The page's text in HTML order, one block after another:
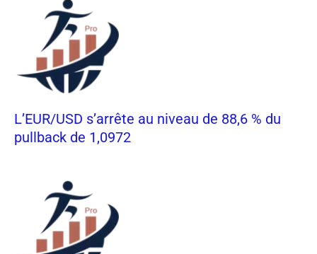
L’EUR/USD s’arrête au niveau de 88,6 % du
pullback de 1,0972